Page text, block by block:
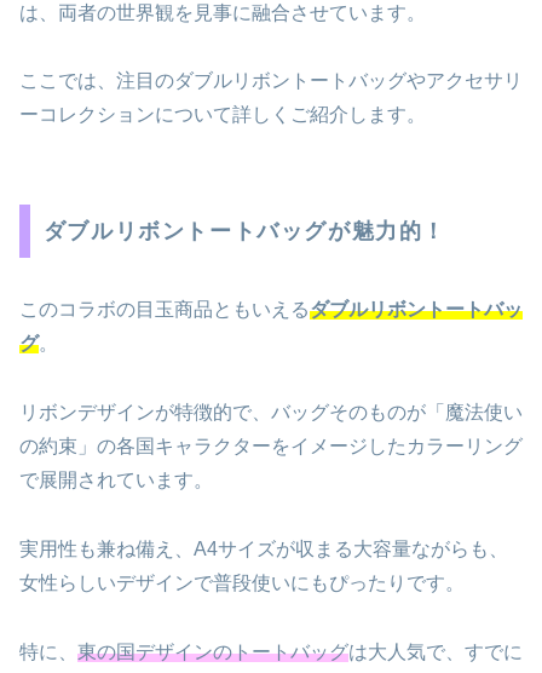
は、両者の世界観を見事に融合させています。
ここでは、注目のダブルリボントートバッグやアクセサリ
ーコレクションについて詳しくご紹介します。
ダブルリボントートバッグが魅力的！
このコラボの目玉商品ともいえるダブルリボントートバッ
グ。
リボンデザインが特徴的で、バッグそのものが「魔法使い
の約束」の各国キャラクターをイメージしたカラーリング
で展開されています。
実用性も兼ね備え、A4サイズが収まる大容量ながらも、
女性らしいデザインで普段使いにもぴったりです。
特に、 東の国デザインのトートバッグは大人気で、すでに